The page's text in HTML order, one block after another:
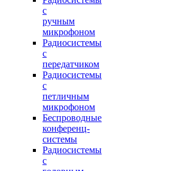
c
ручным
микрофоном
Радиосистемы
с
передатчиком
Радиосистемы
с
петличным
микрофоном
Беспроводные
конференц-
системы
Радиосистемы
с